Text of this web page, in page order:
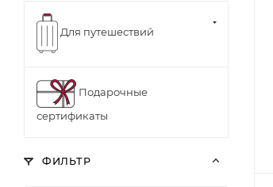
Для путешествий
Подарочные
сертификаты
ФИЛЬТР